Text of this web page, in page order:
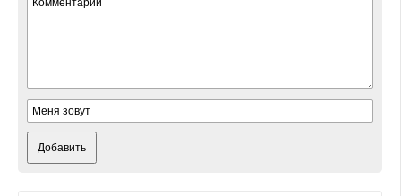
Добавить